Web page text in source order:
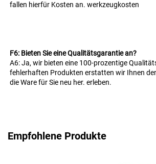
fallen hierfür Kosten an. werkzeugkosten
F6: Bieten Sie eine Qualitätsgarantie an?
A6: Ja, wir bieten eine 100-prozentige
fehlerhaften Produkten erstatten wir Ihnen
die Ware für Sie neu her. erleben.
Empfohlene Produkte